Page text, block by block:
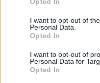
use your data for below
consent section.
I want to opt-out of
Personal Data.
Opted In
I want to opt-out of
Personal Data for
Opted In